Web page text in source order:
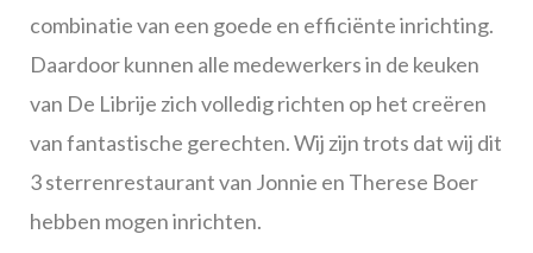
combinatie van een goede en efficiënte inrichting.
Daardoor kunnen alle medewerkers in de keuken
van De Librije zich volledig richten op het creëren
van fantastische gerechten. Wij zijn trots dat wij dit
3 sterrenrestaurant van Jonnie en Therese Boer
hebben mogen inrichten.